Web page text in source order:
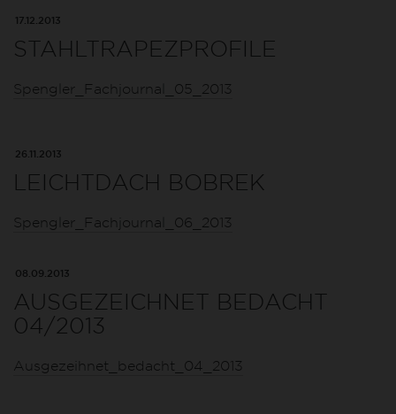
17.12.2013
STAHLTRAPEZPROFILE
Spengler_Fachjournal_05_2013
26.11.2013
LEICHTDACH BOBREK
Spengler_Fachjournal_06_2013
08.09.2013
AUSGEZEICHNET BEDACHT
04/2013
Ausgezeihnet_bedacht_04_2013